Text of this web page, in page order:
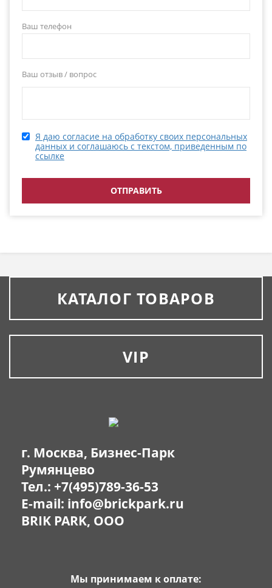
Ваш телефон
Ваш отзыв / вопрос
Я даю согласие на обработку своих персональных
данных и соглашаюсь с текстом, приведенным по
ссылке
КАТАЛОГ ТОВАРОВ
VIP
г. Москва, Бизнес-Парк
Румянцево
Тел.: +7(495)789-36-53
E-mail: info@brickpark.ru
BRIK PARK, OOO
Мы принимаем к оплате: